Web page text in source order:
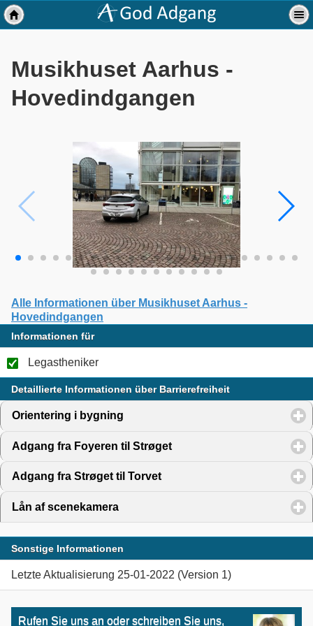
Musikhuset Aarhus -
Hovedindgangen
Alle Informationen über Musikhuset Aarhus -
Hovedindgangen
Informationen für
Legastheniker
Detaillierte Informationen über Barrierefreiheit
Orientering i bygning
Adgang fra Foyeren til Strøget click to expand contents
Adgang fra Strøget til Torvet click to expand contents
Lån af scenekamera
Sonstige Informationen
Letzte Aktualisierung 25-01-2022 (Version 1)
Rufen Sie uns an oder schreiben Sie uns,